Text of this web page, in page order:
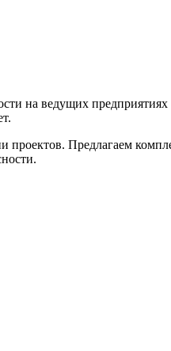
на ведущих
Предлагаем